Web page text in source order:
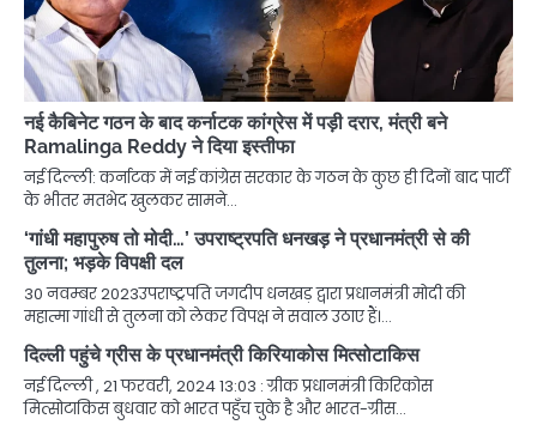
नई कैबिनेट गठन के बाद कर्नाटक कांग्रेस में पड़ी दरार, मंत्री बने
Ramalinga Reddy ने दिया इस्तीफा
नई दिल्ली: कर्नाटक में नई कांग्रेस सरकार के गठन के कुछ ही दिनों बाद पार्टी
के भीतर मतभेद खुलकर सामने…
‘गांधी महापुरुष तो मोदी…’ उपराष्ट्रपति धनखड़ ने प्रधानमंत्री से की
तुलना; भड़के विपक्षी दल
30 नवम्बर 2023उपराष्ट्रपति जगदीप धनखड़ द्वारा प्रधानमंत्री मोदी की
महात्मा गांधी से तुलना को लेकर विपक्ष ने सवाल उठाए हैं।…
दिल्ली पहुंचे ग्रीस के प्रधानमंत्री किरियाकोस मित्सोटाकिस
नई दिल्ली , 21 फरवरी, 2024 13:03 : ग्रीक प्रधानमंत्री किरिकोस
मित्सोटाकिस बुधवार को भारत पहुँच चुके है और भारत-ग्रीस…